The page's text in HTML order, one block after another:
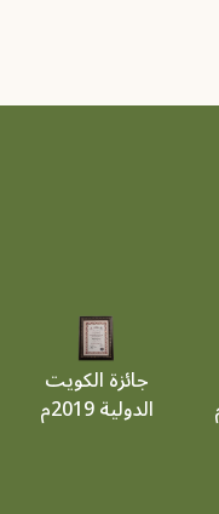
جائزة الكويت
الدولية 2019م